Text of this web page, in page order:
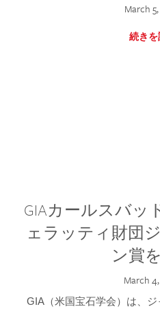
March
続き
GIAカールスバッ
ェラッティ財団
ン賞
March
GIA（米国宝石学会）は、